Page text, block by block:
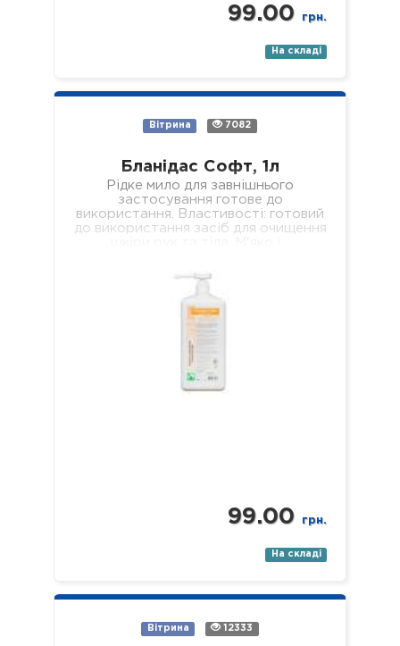
99.00 грн.
На складі
Вітрина 7082
Бланідас Софт, 1л
Рідке мило для завнішнього
застосування готове до
використання. Властивості: готовий
до використання засіб для очищення
99.00 грн.
На складі
Вітрина 12333